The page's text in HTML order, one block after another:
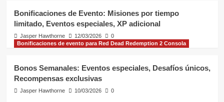
Regalos de inicio de sesión para Red Dead
Regalos de inicio de sesión:
Bonificaciones de evento para Red Dead
Bonificaciones de Evento: Misiones por tiempo
limitado, Eventos especiales, XP adicional
Jasper Hawthorne 12/03/2026
0
Bonificaciones de evento para Red Dead Redemption 2 Consola
Bonos Semanales: Eventos especiales, Desafíos únicos,
Recompensas exclusivas
Jasper Hawthorne 10/03/2026 0